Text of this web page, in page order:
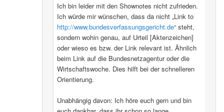
Ich bin leider mit den Shownotes nicht zufrieden.
Ich würde mir wünschen, dass da nicht „Link to
http://www.bundesverfassungsgericht.de“ steht,
sondern wohin genau, auf Urteil [Aktenzeichen]
oder wieso es bzw. der Link relevant ist. Ähnlich
beim Link auf die Bundesnetzagentur oder die
Wirtschaftswoche. Dies hilft bei der schnelleren
Orientierung.
Unabhängig davon: Ich höre euch gern und bin